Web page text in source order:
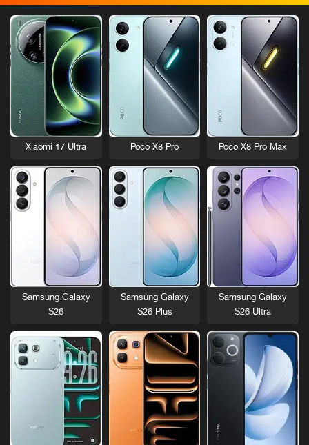
Poco X8 Pro Max
Poco X8 Pro
Xiaomi 17 Ultra
Samsung Galaxy
S26 Ultra
Samsung Galaxy
S26 Plus
Samsung Galaxy
S26